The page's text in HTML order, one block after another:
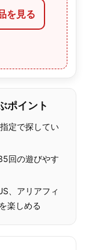
を見る
ポイント
定で探してい
回の遊びやす
、アリアフィ
楽しめる